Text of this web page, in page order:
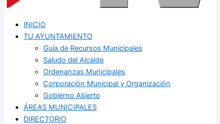
INICIO
TU AYUNTAMIENTO
Guía de Recursos Municipales
Saludo del Alcalde
Ordenanzas Municipales
Corporación Municipal y Organización
Gobierno Abierto
ÁREAS MUNICIPALES
DIRECTORIO